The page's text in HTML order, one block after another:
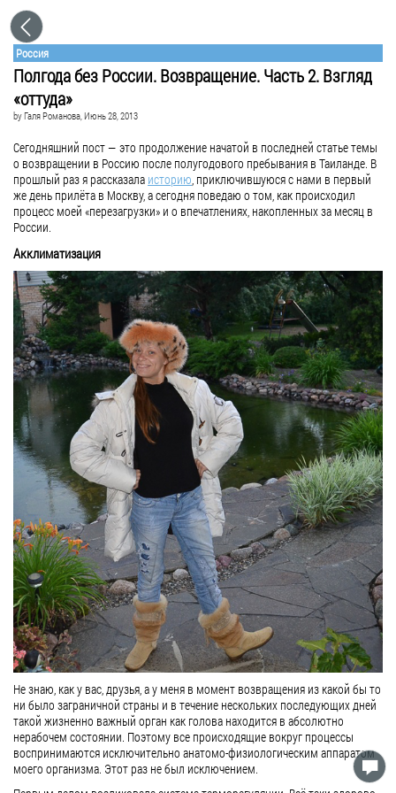
Россия
Полгода без России. Возвращение. Часть 2. Взгляд
«оттуда»
byГаля Романова, Июнь 28, 2013
Сегодняшний пост — это продолжение начатой в последней статье темы
о возвращении в Россию после полугодового пребывания в Таиланде. В
прошлый раз я рассказала историю, приключившуюся с нами в первый
же день прилёта в Москву, а сегодня поведаю о том, как происходил
процесс моей «перезагрузки» и о впечатлениях, накопленных за месяц в
России.
Акклиматизация
Не знаю, как у вас, друзья, а у меня в момент возвращения из какой бы то
ни было заграничной страны и в течение нескольких последующих дней
такой жизненно важный орган как голова находится в абсолютно
нерабочем состоянии. Поэтому все происходящие вокруг процессы
воспринимаются исключительно анатомо-физиологическим аппаратом
моего организма. Этот раз не был исключением.